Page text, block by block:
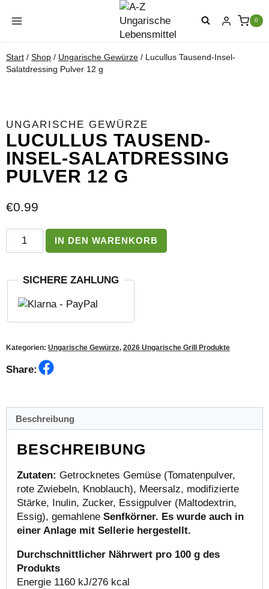
Inhalt
0
Start / Shop / Ungarische Gewürze / Lucullus Tausend-Insel-
Salatdressing Pulver 12 g
UNGARISCHE GEWÜRZE
LUCULLUS TAUSEND-
INSEL-SALATDRESSING
PULVER 12 G
€0.99
Lucullus
Tausend-
Salatdressing
g
IN DEN WARENKORB
SICHERE ZAHLUNG
Kategorien: Ungarische Gewürze, 2026 Ungarische Grill Produkte
Share:
Beschreibung
BESCHREIBUNG
Zutaten: Getrocknetes Gemüse (Tomatenpulver,
rote Zwiebeln, Knoblauch), Meersalz, modifizierte
Stärke, Inulin, Zucker, Essigpulver (Maltodextrin,
Essig), gemahlene Senfkörner. Es wurde auch in
einer Anlage mit Sellerie hergestellt.
Durchschnittlicher Nährwert pro 100 g des
Produkts
Energie 1160 kJ/276 kcal